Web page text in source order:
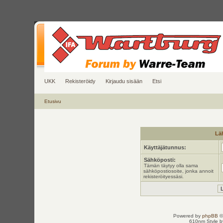
UKK Rekisteröidy Kirjaudu sisään Etsi
Etusivu
Käyttäjätunnus:
Sähköposti:
Tämän täytyy olla sama
sähköpostiosoite, jonka annoit
rekisteröityessäsi.
Powered by phpBB
610nm Style